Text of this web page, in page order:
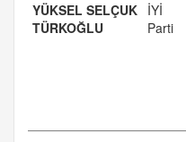
YÜKSEL SELÇUK
TÜRKOĞLU
İYİ
Parti